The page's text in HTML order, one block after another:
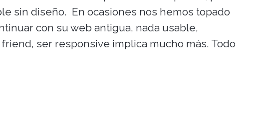
sin diseño. En ocasiones nos hemos topado
con su web antigua, nada usable,
ser responsive implica mucho más. Todo